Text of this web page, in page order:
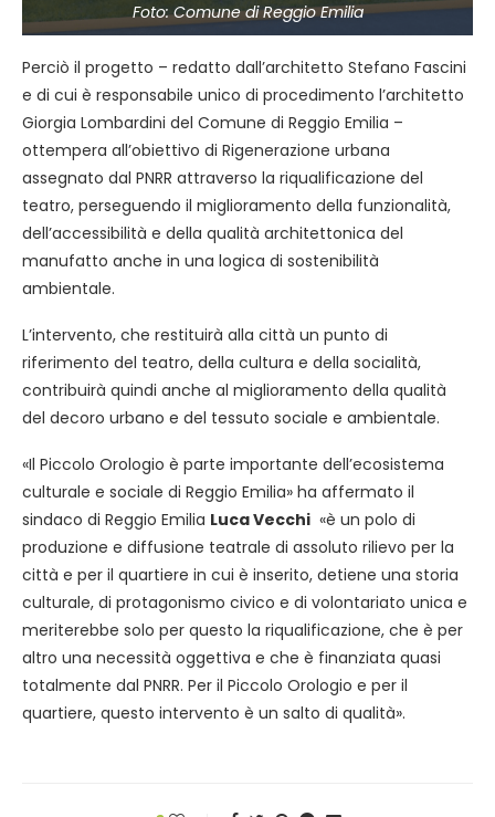
Foto: Comune di Reggio Emilia
Perciò il progetto – redatto dall’architetto Stefano Fascini
e di cui è responsabile unico di procedimento l’architetto
Giorgia Lombardini del Comune di Reggio Emilia –
ottempera all’obiettivo di Rigenerazione urbana
assegnato dal PNRR attraverso la riqualificazione del
teatro, perseguendo il miglioramento della funzionalità,
dell’accessibilità e della qualità architettonica del
manufatto anche in una logica di sostenibilità
ambientale.
L’intervento, che restituirà alla città un punto di
riferimento del teatro, della cultura e della socialità,
contribuirà quindi anche al miglioramento della qualità
del decoro urbano e del tessuto sociale e ambientale.
«Il Piccolo Orologio è parte importante dell’ecosistema
culturale e sociale di Reggio Emilia» ha affermato il
sindaco di Reggio Emilia Luca Vecchi «è un polo di
produzione e diffusione teatrale di assoluto rilievo per la
città e per il quartiere in cui è inserito, detiene una storia
culturale, di protagonismo civico e di volontariato unica e
meriterebbe solo per questo la riqualificazione, che è per
altro una necessità oggettiva e che è finanziata quasi
totalmente dal PNRR. Per il Piccolo Orologio e per il
quartiere, questo intervento è un salto di qualità».